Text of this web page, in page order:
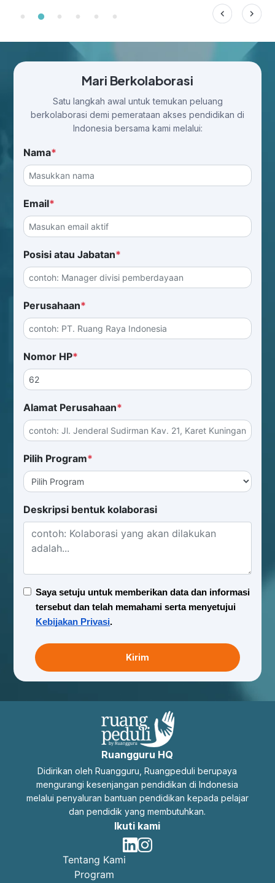
Mari Berkolaborasi
Satu langkah awal untuk temukan peluang
berkolaborasi demi pemerataan akses pendidikan di
Indonesia bersama kami melalui:
Nama*
Email*
Posisi atau Jabatan*
Perusahaan*
Nomor HP*
Alamat Perusahaan*
Pilih Program*
Deskripsi bentuk kolaborasi
Saya setuju untuk memberikan data dan informasi
tersebut dan telah memahami serta menyetujui
Kebijakan Privasi.
Kirim
Ruangguru HQ
Didirikan oleh Ruangguru, Ruangpeduli berupaya
mengurangi kesenjangan pendidikan di Indonesia
melalui penyaluran bantuan pendidikan kepada pelajar
dan pendidik yang membutuhkan.
Ikuti kami
Tentang Kami
Program